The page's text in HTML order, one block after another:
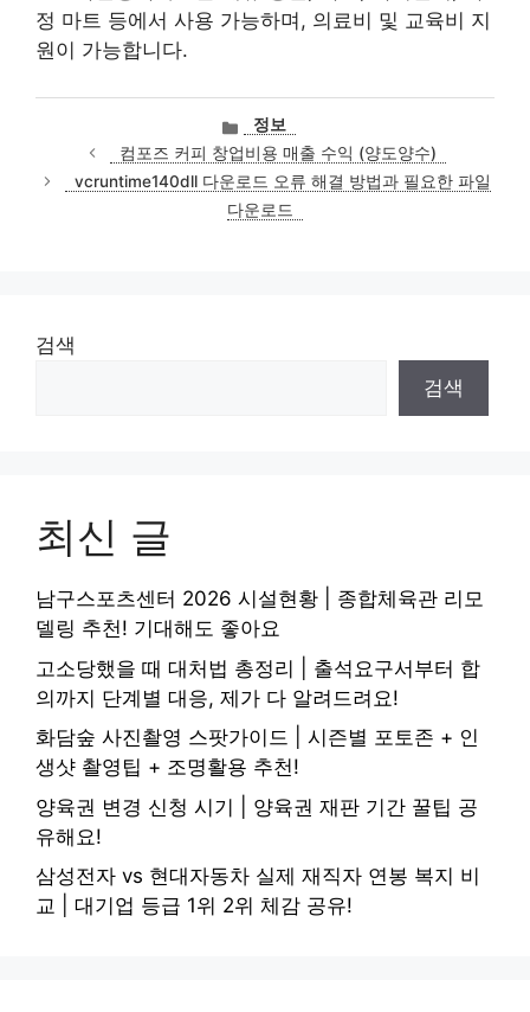
정 마트 등에서 사용 가능하며, 의료비 및 교육비 지
원이 가능합니다.
카
테
고
리
정보
컴포즈 커피 창업비용 매출 수익 (양도양수)
vcruntime140dll 다운로드 오류 해결 방법과 필요한 파일
다운로드
검색
검색
최신 글
남구스포츠센터 2026 시설현황 | 종합체육관 리모
델링 추천! 기대해도 좋아요
고소당했을 때 대처법 총정리 | 출석요구서부터 합
의까지 단계별 대응, 제가 다 알려드려요!
화담숲 사진촬영 스팟가이드 | 시즌별 포토존 + 인
생샷 촬영팁 + 조명활용 추천!
양육권 변경 신청 시기 | 양육권 재판 기간 꿀팁 공
유해요!
삼성전자 vs 현대자동차 실제 재직자 연봉 복지 비
교 | 대기업 등급 1위 2위 체감 공유!